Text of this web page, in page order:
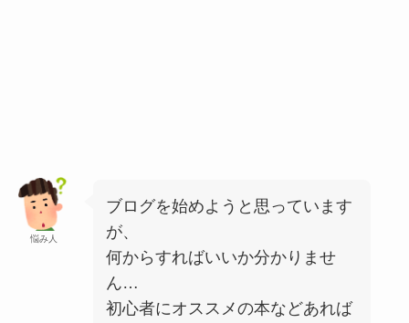
悩み人
ブログを始めようと思っています
が、
何からすればいいか分かりませ
ん…
初心者にオススメの本などあれば